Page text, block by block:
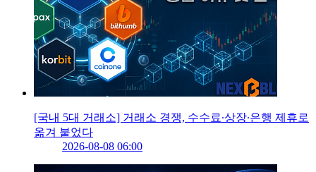
[국내 5대 거래소] 거래소 경쟁, 수수료∙상장∙은행 제휴로
옮겨 붙었다
2026-08-08 06:00